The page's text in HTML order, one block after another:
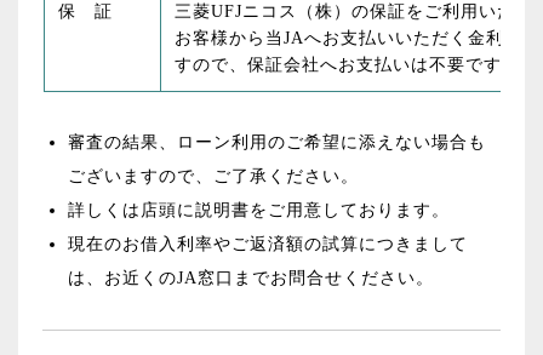
保 証
三菱UFJニコス（株）の保証をご利用いただ
お客様から当JAへお支払いいただく金利の
すので、保証会社へお支払いは不要です。
審査の結果、ローン利用のご希望に添えない場合も
ございますので、ご了承ください。
詳しくは店頭に説明書をご用意しております。
現在のお借入利率やご返済額の試算につきまして
は、お近くのJA窓口までお問合せください。